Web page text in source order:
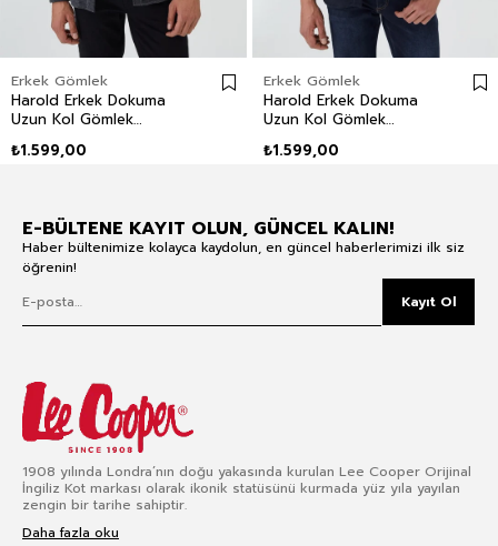
Erkek Gömlek
Harold Erkek Dokuma
Uzun Kol Gömlek
₺1.599,00
Erkek Gömlek
Harold Erkek Dokuma
Uzun Kol Gömlek
₺1.599,00
E-BÜLTENE KAYIT OLUN, GÜNCEL KALIN!
Haber bültenimize kolayca kaydolun, en güncel haberlerimizi ilk siz
öğrenin!
Kayıt Ol
1908 yılında Londra’nın doğu yakasında kurulan Lee Cooper Orijinal
İngiliz Kot markası olarak ikonik statüsünü kurmada yüz yıla yayılan
zengin bir tarihe sahiptir.
Daha fazla oku